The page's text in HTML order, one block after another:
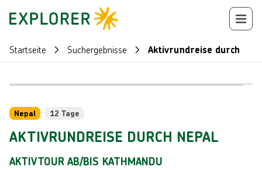
Startseite Suchergebnisse Aktivrundreise durch
Nepal 12 Tage
AKTIVRUNDREISE DURCH NEPAL
AKTIVTOUR AB/BIS KATHMANDU